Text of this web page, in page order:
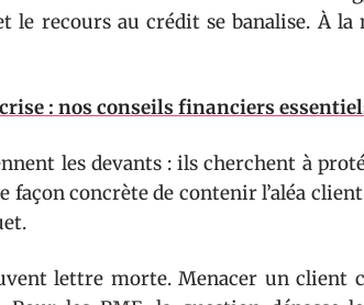
le recours au crédit se banalise. À la
: nos conseils financiers
les devants : ils cherchent à
façon concrète de contenir l’aléa
lettre morte. Menacer un client